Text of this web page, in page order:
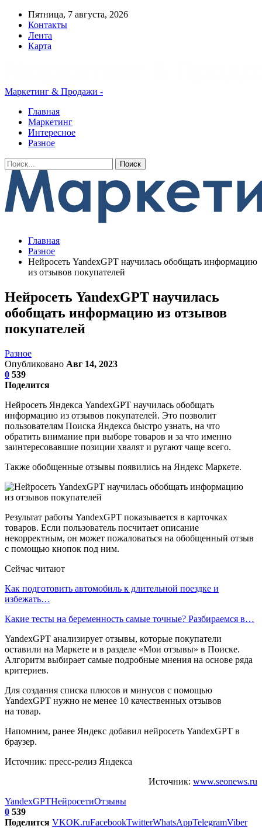
Пятница, 7 августа, 2026
Контакты
Лента
Карта
Маркетинг & Продажи -
Главная
Маркетинг
Интересное
Разное
Главная
Разное
Нейросеть YandexGPT научилась обобщать информацию
из отзывов покупателей
Нейросеть YandexGPT научилась
обобщать информацию из отзывов
покупателей
Разное
Опубликовано Авг 14, 2023
0 539
Поделится
Нейросеть Яндекса YandexGPT научилась обобщать
информацию из отзывов покупателей. Это позволит
пользователям Поиска Яндекса быстро узнать, на что
обратить внимание при выборе товаров и за что именно
заинтересовавшие позиции хвалят и ругают чаще всего.
Также обобщенные отзывы появились на Яндекс Маркете.
Результат работы YandexGPT показывается в карточках
товаров. Если пользователь посчитает описание
некорректным, он может пожаловаться на обобщенный отзыв
с помощью кнопок под ним.
Сейчас читают
Как подготовить автомобиль к длительной поездке и
избежать…
Какие тесты на беременность самые точные? Разбираемся в…
YandexGPT анализирует отзывы, которые покупатели
оставили на Маркете и в разделе «Мои отзывы» в Поиске.
Алгоритм выбирает самые подробные мнения на основе ряда
критериев.
Для создания списка плюсов и минусов с помощью
YandexGPT нужно не менее 10 качественных отзывов
на товар.
Напомним, ранее Яндекс добавил нейросеть YandexGPT в
браузер.
Источник: пресс-релиз Яндекса
Источник: www.seonews.ru
YandexGPTНейросетиОтзывы
0 539
Поделится VKOK.ruFacebookTwitterWhatsAppTelegramViber